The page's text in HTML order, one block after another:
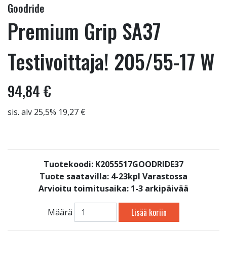
Goodride
Premium Grip SA37
Testivoittaja! 205/55-17 W
94,84 €
sis. alv 25,5% 19,27 €
Tuotekoodi: K2055517GOODRIDE37
Tuote saatavilla: 4-23kpl Varastossa
Arvioitu toimitusaika: 1-3 arkipäivää
Määrä Lisää koriin